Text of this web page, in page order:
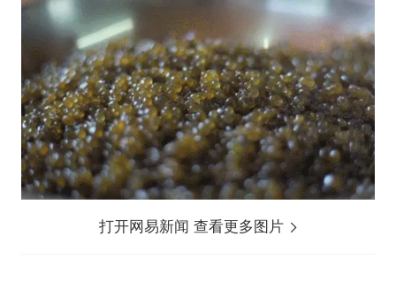
打开网易新闻 查看更多图片